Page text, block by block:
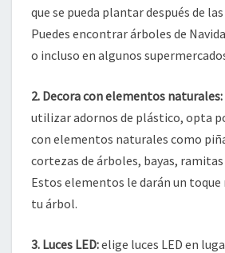
que se pueda plantar después de
Puedes encontrar árboles de
o incluso en algunos
2. Decora con elementos naturales:
utilizar adornos de plástico, opta
con elementos naturales como
cortezas de árboles, bayas,
Estos elementos le darán un
tu árbol.
3. Luces LED:elige luces LED en